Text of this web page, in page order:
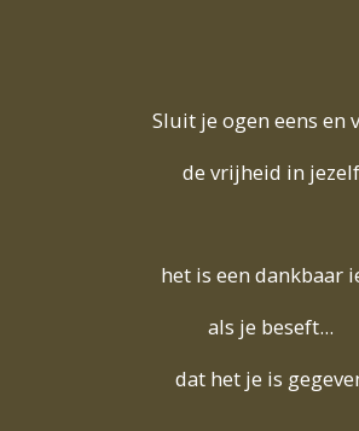
Sluit je ogen eens en
de vrijheid in jezelf
het is een dankbaar
als je beseft...
dat het je is